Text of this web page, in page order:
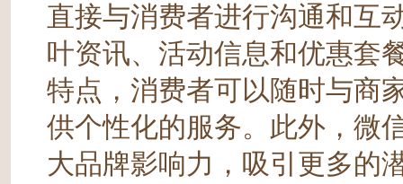
直接与消费者进行沟通和互
叶资讯、活动信息和优惠套
特点，消费者可以随时与商
供个性化的服务。此外，微
大品牌影响力，吸引更多的